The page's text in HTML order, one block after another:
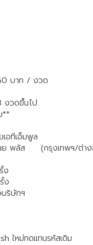
บาท / งวด
งวดขึ้นไป
**
ทีเอ็มพูล
พลัส
(กรุงเทพฯ/ต่า
ง
ง
บริษัทฯ
ใหม่ทดแทนรหัสเดิม